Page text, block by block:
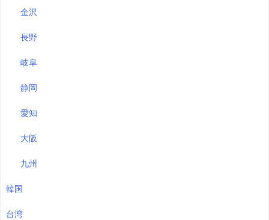
金沢
長野
岐阜
静岡
愛知
大阪
九州
韓国
台湾